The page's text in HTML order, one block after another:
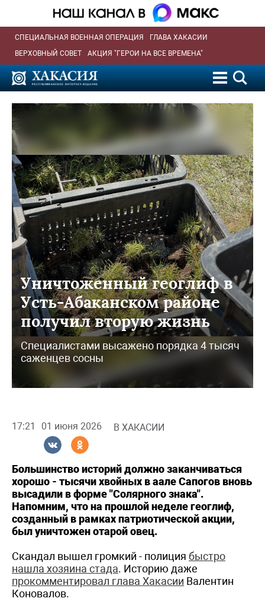
СПЕЦИАЛЬНАЯ ВОЕННАЯ ОПЕРАЦИЯ
ГЛАВА ХАКАСИИ
ВЕРХОВНЫЙ СОВЕТ
АКЦИЯ "ГЕРОИ НА ВСЕ ВРЕМЕНА"
Уничтоженный геоглиф в
Усть-Абаканском районе
получил вторую жизнь
Специалистами высажено порядка 4 тысяч
саженцев сосны
17:21 01 июня 2026 В ХАКАСИИ
Большинство историй должно заканчиваться
хорошо - тысячи хвойных в аале Сапогов вновь
высадили в форме "Солярного знака".
Напомним, что на прошлой неделе геоглиф,
созданный в рамках патриотической акции,
был уничтожен отарой овец.
Скандал вышел громкий - полиция быстро
нашла хозяина стада. Историю даже
прокомментировал глава Хакасии Валентин
Коновалов.